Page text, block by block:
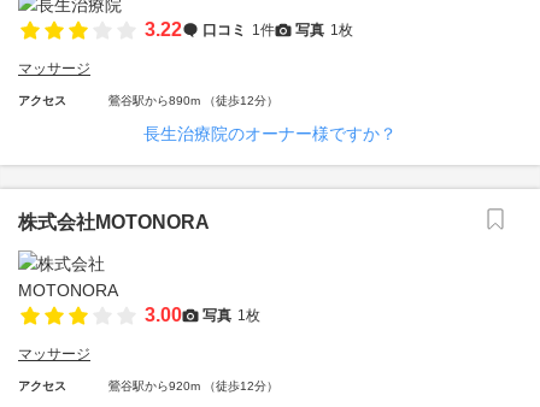
3.22 口コミ 1件 写真 1枚
マッサージ
アクセス 鶯谷駅から890m （徒歩12分）
長生治療院のオーナー様ですか？
株式会社MOTONORA
3.00 写真 1枚
マッサージ
アクセス 鶯谷駅から920m （徒歩12分）